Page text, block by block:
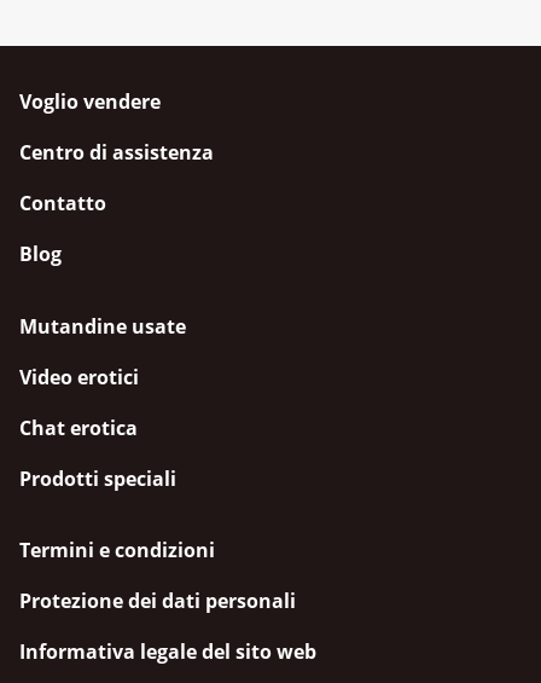
Voglio vendere
Centro di assistenza
Contatto
Blog
Mutandine usate
Video erotici
Chat erotica
Prodotti speciali
Termini e condizioni
Protezione dei dati personali
Informativa legale del sito web